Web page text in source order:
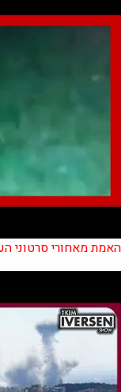
האמת מאחורי סרטוני